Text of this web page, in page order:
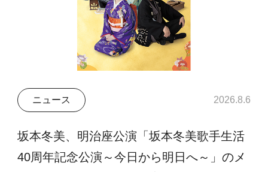
ニュース 2026.8.6
坂本冬美、明治座公演「坂本冬美歌手生活
40周年記念公演～今日から明日へ～」のメ